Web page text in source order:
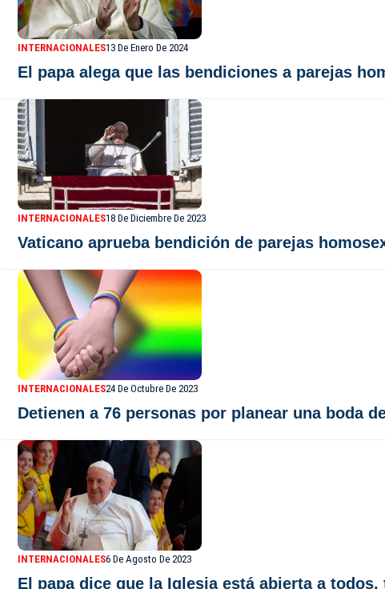
INTERNACIONALES13 De Enero De 2024
El papa alega que las bendiciones a parejas
INTERNACIONALES18 De Diciembre De 2023
Vaticano aprueba bendición de parejas
INTERNACIONALES24 De Octubre De 2023
Detienen a 76 personas por planear una boda
INTERNACIONALES6 De Agosto De 2023
El papa dice que la Iglesia está abierta a